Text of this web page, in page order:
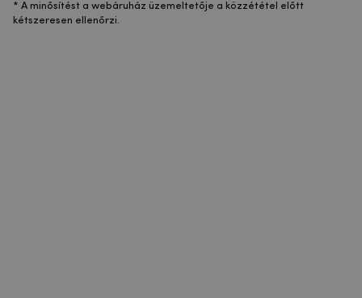
* A minősítést a webáruház üzemeltetője a közzététel előtt
kétszeresen ellenőrzi.